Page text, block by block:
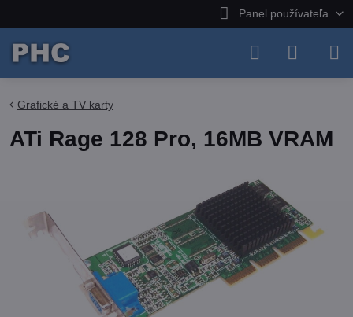
Panel používateľa
Grafické a TV karty
ATi Rage 128 Pro, 16MB VRAM